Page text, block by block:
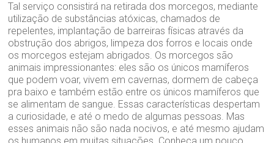
Tal serviço consistirá na retirada dos morcegos, mediante
utilização de substâncias atóxicas, chamados de
repelentes, implantação de barreiras físicas através da
obstrução dos abrigos, limpeza dos forros e locais onde
os morcegos estejam abrigados. Os morcegos são
animais impressionantes: eles são os únicos mamíferos
que podem voar, vivem em cavernas, dormem de cabeça
pra baixo e também estão entre os únicos mamíferos que
se alimentam de sangue. Essas características despertam
a curiosidade, e até o medo de algumas pessoas. Mas
esses animais não são nada nocivos, e até mesmo ajudam